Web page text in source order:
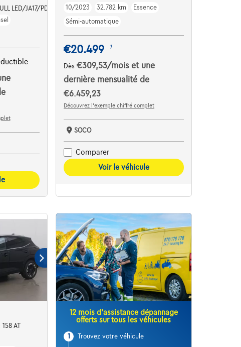
LED/JA17/PDC AV AR10/2023
32.782 km
Essence
Sémi-automatique
€20.499 1
Dès€309,53/moiset une
dernière mensualité de
€6.459,23
Découvrez l’exemple chiffré complet
SOCO
Comparer
Voir le véhicule
AT
12 mois d’assistance dépannage
offerts sur tous les véhicules
1 Trouvez votre véhicule